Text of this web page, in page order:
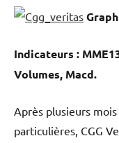
Indicateurs :
Volumes, Macd.
Après plusieurs
particulières, CGG